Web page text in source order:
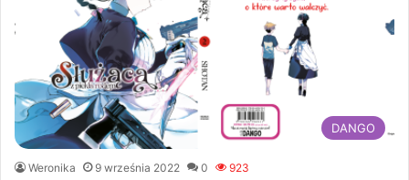
DANGO
Weronika 9 września 2022 0 923